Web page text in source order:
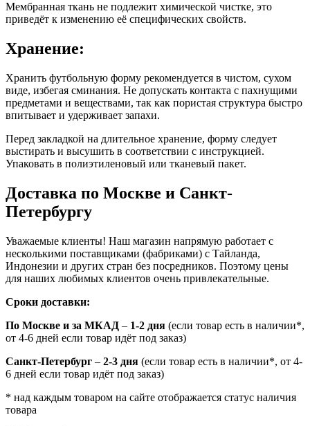
Мембранная ткань не подлежит химической чистке, это
приведёт к изменению её специфических свойств.
Хранение:
Хранить футбольную форму рекомендуется в чистом, сухом
виде, избегая сминания. Не допускать контакта с пахнущими
предметами и веществами, так как пористая структура быстро
впитывает и удерживает запахи.
Перед закладкой на длительное хранение, форму следует
выстирать и высушить в соответствии с инструкцией.
Упаковать в полиэтиленовый или тканевый пакет.
Доставка по Москве и Санкт-
Петербургу
Уважаемые клиенты! Наш магазин напрямую работает с
несколькими поставщиками (фабриками) с Тайланда,
Индонезии и других стран без посредников. Поэтому цены
для наших любимых клиентов очень привлекательные.
Сроки доставки:
По Москве и за МКАД – 1-2 дня (если товар есть в наличии*,
от 4-6 дней если товар идёт под заказ)
Санкт-Петербург – 2-3 дня (если товар есть в наличии*, от 4-
6 дней если товар идёт под заказ)
* над каждым товаром на сайте отображается статус наличия
товара